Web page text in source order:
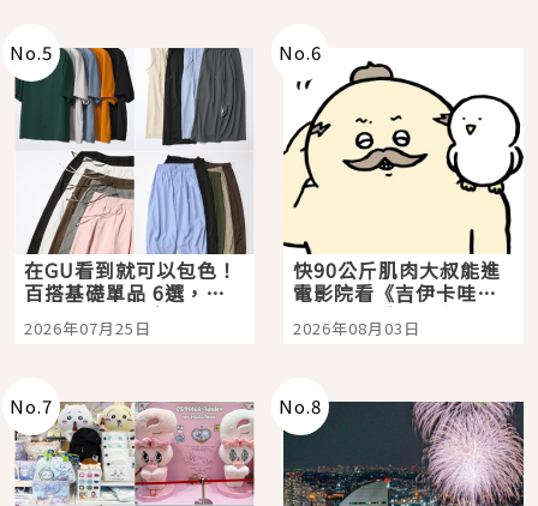
No.5
在GU看到就可以包色！
百搭基礎單品 6選，閉
眼全收也不心疼
2026年07月25日
No.6
快90公斤肌肉大叔能進
電影院看《吉伊卡哇》
嗎？日本重金屬樂團
「打首」會長與nagano
2026年08月03日
No.7 No.8